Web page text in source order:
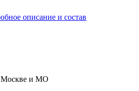
описание и состав
Москве и МО